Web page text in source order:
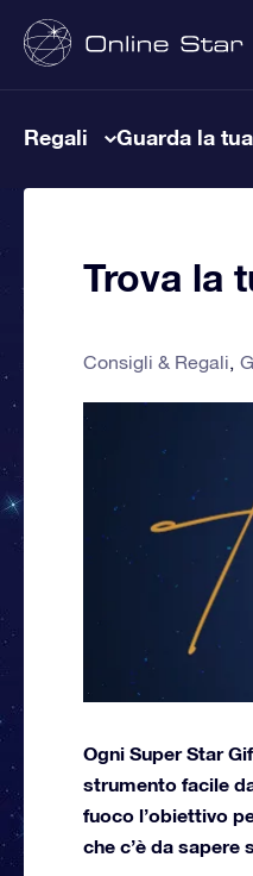
Regali Guarda la
Trova la
Consigli & Regali
Ogni Super Star
strumento facile
fuoco l’obiettivo
che c’è da sapere